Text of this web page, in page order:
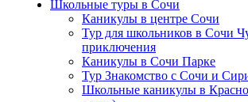
Школьные туры в Сочи
Каникулы в центре Сочи
Тур для школьников в Сочи
приключения
Каникулы в Сочи Парке
Тур Знакомство с Сочи и
Школьные каникулы в